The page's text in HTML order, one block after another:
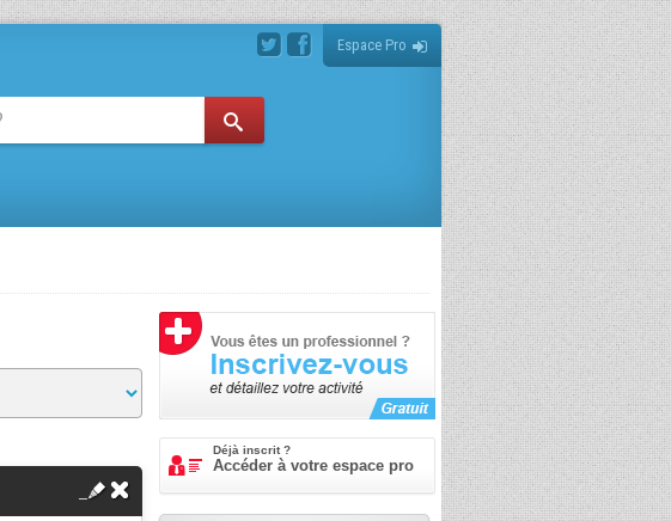
Espace Pro
Déjà inscrit ?
Accéder à votre espace pro